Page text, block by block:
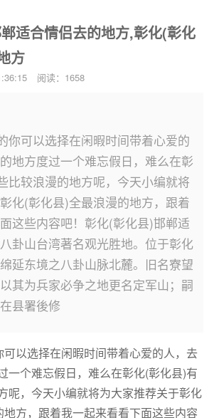
适合情侣去的地方,彰化(彰化
方
阅读：1658
你可以选择在闲暇时间带着心爱的
地方度过一个难忘假日，难么在彰
比较浪漫的地方呢，今天小编就将
化(彰化县)全最浪漫的地方，跟着
这些内容吧！彰化(彰化县)邯郸适
卦山台湾著名观光胜地。位于彰化
延东境之八卦山脉北麓。旧名寮望
其为兵家必争之地更名定军山；嗣
县署後修
以选择在闲暇时间带着心爱的人，去
一个难忘假日，难么在彰化(彰化县)有
呢，今天小编就将为大家推荐关于彰化
方，跟着我一起来看看下面这些内容